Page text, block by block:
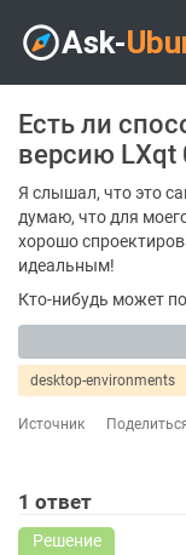
Есть ли
версию LXqt
Я слышал, что это
думаю, что для
хорошо
идеальным!
Кто-нибудь может
desktop-environments
Источник
1 ответ
Решение